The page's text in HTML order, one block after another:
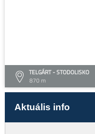
TELGÁRT - STODOLISKO
870 m
Aktuális info